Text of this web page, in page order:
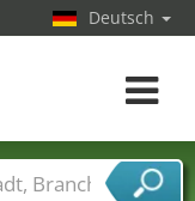
Deutsch
Toggle